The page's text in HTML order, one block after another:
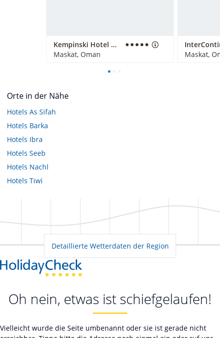
Kempinski Hotel Muscat
Maskat, Oman
Maskat,
Orte in der Nähe
Hotels As Sifah
Hotels Barka
Hotels Ibra
Hotels Seeb
Hotels Nachl
Hotels Tiwi
Detaillierte Wetterdaten der Region
Oh nein, etwas ist schiefgelaufen!
Vielleicht wurde die Seite umbenannt oder sie ist gerade nicht